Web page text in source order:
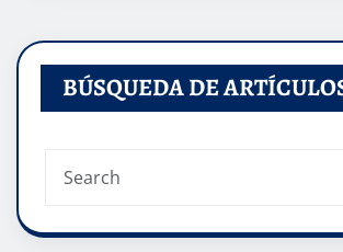
BÚSQUEDA DE